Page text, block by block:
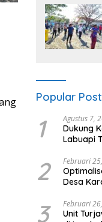
Popular Post
1 Agustus 7,
Dukung
Labuapi
2 Februari
Desa
3 Februari
Unit